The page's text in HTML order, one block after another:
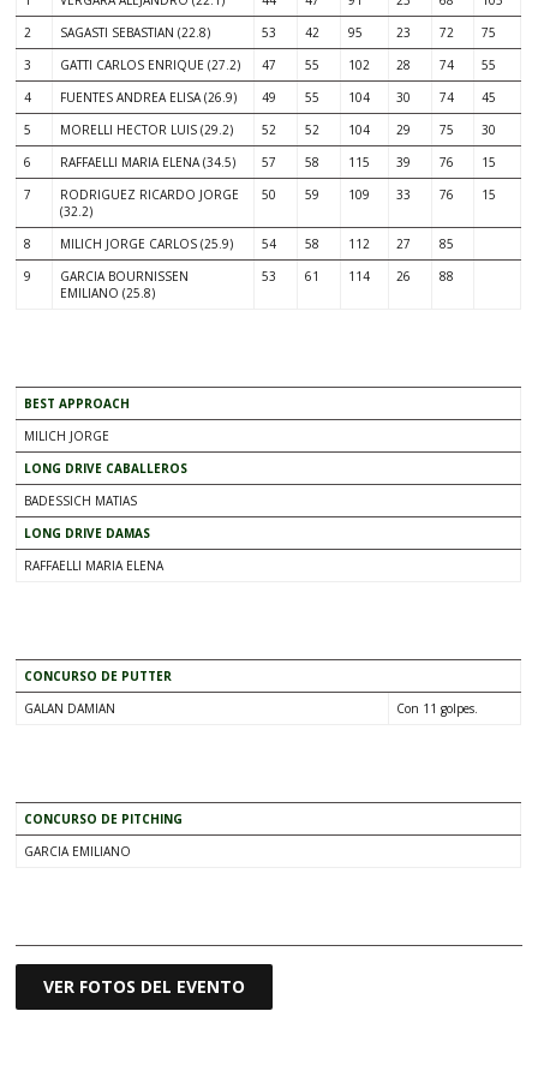
2
SAGASTI SEBASTIAN (22.8) 53 42 95 23 72
75
3
GATTI CARLOS ENRIQUE (27.2) 47 55 102 28 74
55
4
FUENTES ANDREA ELISA (26.9) 49 55 104 30 74
45
5
MORELLI HECTOR LUIS (29.2) 52 52 104 29 75
30
6
RAFFAELLI MARIA ELENA (34.5) 57 58 115 39 76
15
7
RODRIGUEZ RICARDO JORGE
(32.2)
50 59 109 33 76 15
8 MILICH JORGE CARLOS (25.9) 54 58 112 27
85
9
GARCIA BOURNISSEN
EMILIANO (25.8)
53 61 114 26 88
BEST APPROACH
MILICH JORGE
LONG DRIVE CABALLEROS
BADESSICH MATIAS
LONG DRIVE DAMAS
RAFFAELLI MARIA ELENA
CONCURSO DE PUTTER
GALAN DAMIAN
Con 11 golpes.
CONCURSO DE PITCHING
GARCIA EMILIANO
VER FOTOS DEL EVENTO